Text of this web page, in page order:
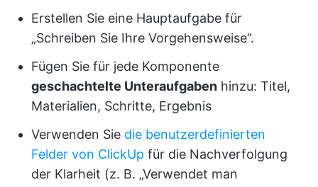
Erstellen Sie eine Hauptaufgabe für
„Schreiben Sie Ihre Vorgehensweise“.
Fügen Sie für jede Komponente
geschachtelte Unteraufgaben hinzu: Titel,
Materialien, Schritte, Ergebnis
Verwenden Sie die benutzerdefinierten
Felder von ClickUp für die Nachverfolgung
der Klarheit (z. B. „Verwendet man